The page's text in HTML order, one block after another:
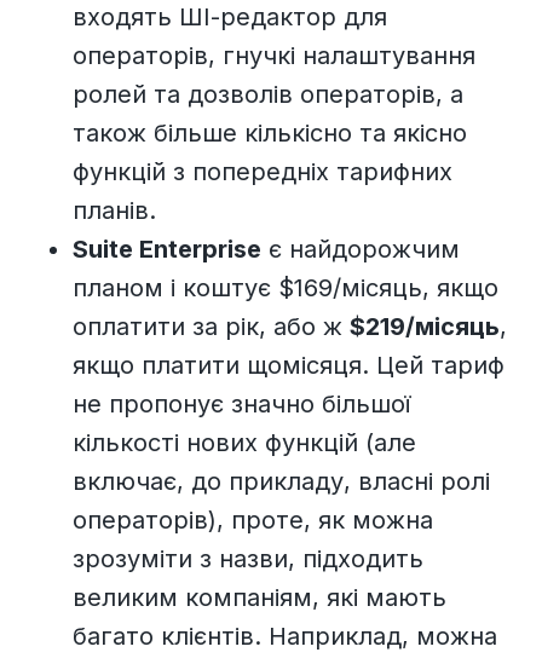
входять ШІ-редактор для
операторів, гнучкі налаштування
ролей та дозволів операторів, а
також більше кількісно та якісно
функцій з попередніх тарифних
планів.
Suite Enterprise є найдорожчим
планом і коштує $169/місяць, якщо
оплатити за рік, або ж $219/місяць,
якщо платити щомісяця. Цей тариф
не пропонує значно більшої
кількості нових функцій (але
включає, до прикладу, власні ролі
операторів), проте, як можна
зрозуміти з назви, підходить
великим компаніям, які мають
багато клієнтів. Наприклад, можна